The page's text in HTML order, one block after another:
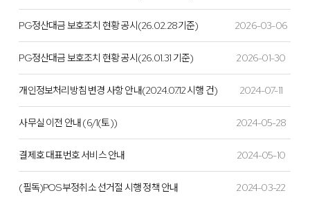
PG정산대금 보호조치 현황 공시(26.02.28기준) 2026-03-06
PG정산대금 보호조치 현황 공시(26.01.31 기준) 2026-01-30
개인정보처리방침 변경 사항 안내(2024.07.12 시행 건) 2024-07-11
사무실 이전 안내 (6/1(토)) 2024-05-28
결제호 대표번호 서비스 안내 2024-05-10
(필독)POS 부정취소 선거절 시행 정책 안내 2024-03-22